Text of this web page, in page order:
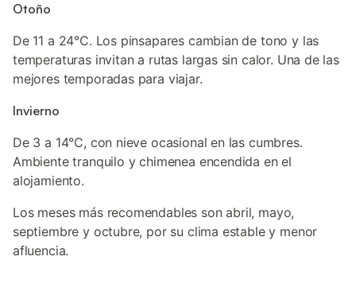
Otoño
De 11 a 24°C. Los pinsapares cambian de tono y las
temperaturas invitan a rutas largas sin calor. Una de las
mejores temporadas para viajar.
Invierno
De 3 a 14°C, con nieve ocasional en las cumbres.
Ambiente tranquilo y chimenea encendida en el
alojamiento.
Los meses más recomendables son abril, mayo,
septiembre y octubre, por su clima estable y menor
afluencia.